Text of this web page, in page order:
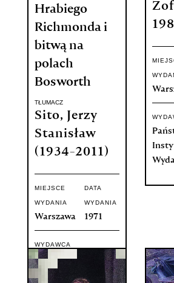
Hrabiego
Richmonda i
bitwą na
polach
Bosworth
TŁUMACZ
Sito, Jerzy
Stanisław
(1934-2011)
MIEJSCE
WYDANIA
Warszawa
DATA
WYDANIA
1971
WYDAWCA
Państwowy
Instytut